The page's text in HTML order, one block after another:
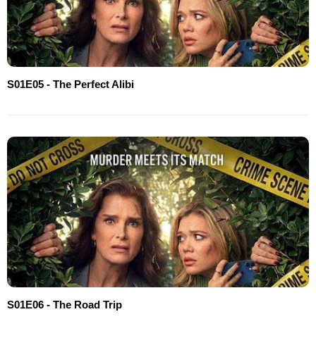
S01E05 - The Perfect Alibi
S01E06 - The Road Trip